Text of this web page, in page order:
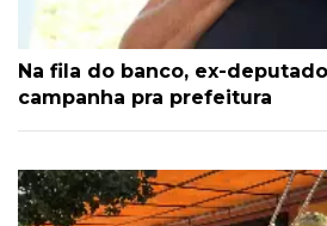
Na fila do banco, ex-
campanha pra prefeitura